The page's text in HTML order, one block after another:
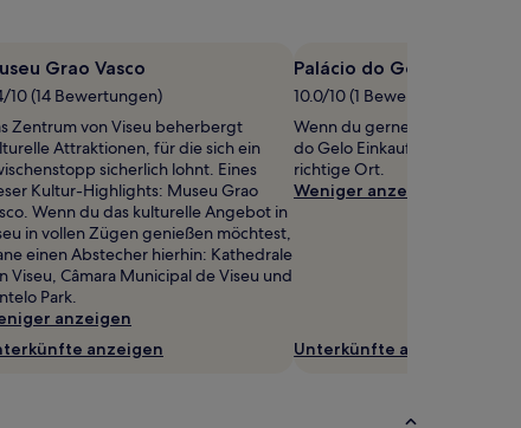
Grao Vasco
10 (14 Bewertungen)
Zentrum von Viseu beherbergt
Attraktionen, für die sich ein
sicherlich lohnt. Eines
Kultur-Highlights: Museu Grao
Wenn du das kulturelle Angebot in
in vollen Zügen genießen möchtest,
einen Abstecher hierhin: Kathedrale
Viseu, Câmara Municipal de Viseu und
Park.
anzeigen
anzeigen
Palácio do Gelo
10.0/10 (1 Bewertung)
Wenn du gerne shoppen
do Gelo Einkaufszentrum in
richtige Ort.
Weniger anzeigen
Unterkünfte anzeigen